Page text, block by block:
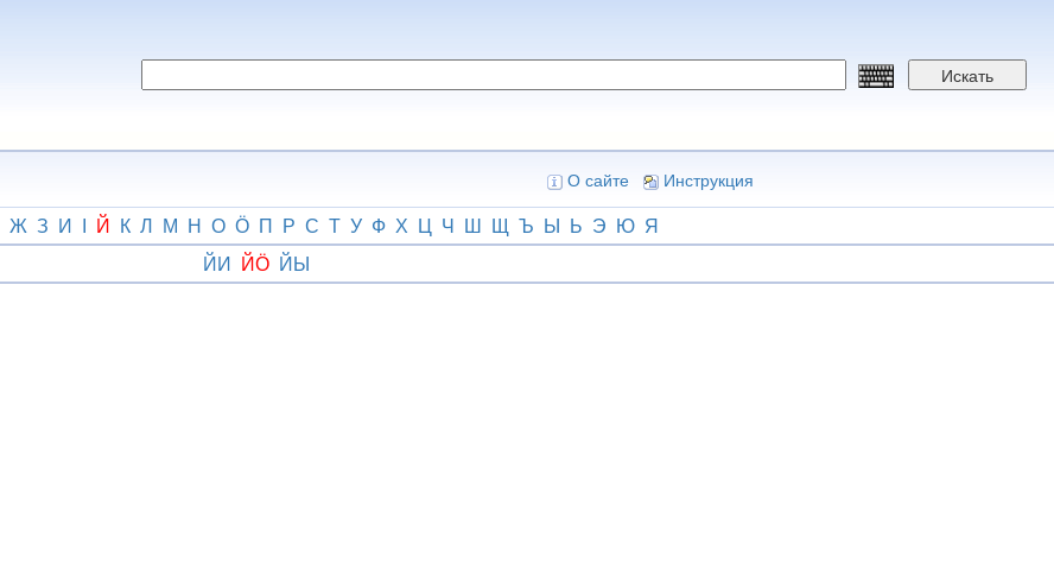
Искать
О сайте Инструкция
Ж З И І Й К Л М Н О Ӧ П Р С Т У Ф Х Ц Ч Ш Щ Ъ Ы Ь Э Ю Я
ЙИ ЙӦ ЙЫ